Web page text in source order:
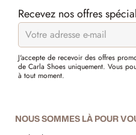
Recevez nos offres
J'accepte de recevoir des offres
de Carla Shoes uniquement. Vous
à tout moment.
NOUS SOMMES LÀ POUR